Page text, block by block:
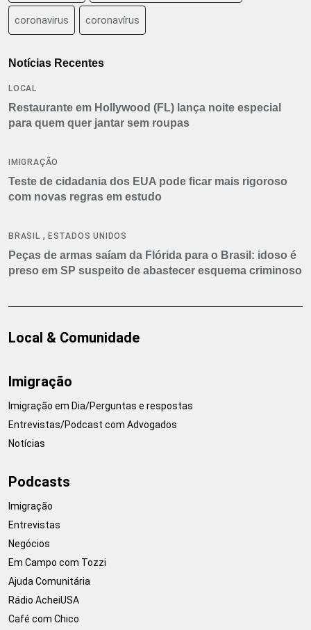
coronavirus coronavírus
Notícias Recentes
LOCAL
Restaurante em Hollywood (FL) lança noite especial
para quem quer jantar sem roupas
IMIGRAÇÃO
Teste de cidadania dos EUA pode ficar mais rigoroso
com novas regras em estudo
BRASIL , ESTADOS UNIDOS
Peças de armas saíam da Flórida para o Brasil: idoso é
preso em SP suspeito de abastecer esquema criminoso
Local & Comunidade
Imigração
Imigração em Dia/Perguntas e respostas
Entrevistas/Podcast com Advogados
Notícias
Podcasts
Imigração
Entrevistas
Negócios
Em Campo com Tozzi
Ajuda Comunitária
Rádio AcheiUSA
Café com Chico